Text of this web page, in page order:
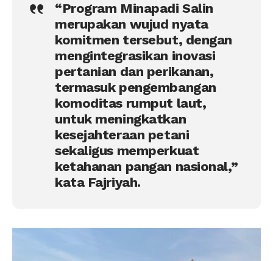
“Program Minapadi Salin
merupakan wujud nyata
komitmen tersebut, dengan
mengintegrasikan inovasi
pertanian dan perikanan,
termasuk pengembangan
komoditas rumput laut,
untuk meningkatkan
kesejahteraan petani
sekaligus memperkuat
ketahanan pangan nasional,”
kata Fajriyah.